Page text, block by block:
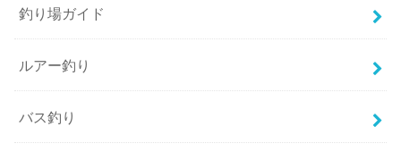
釣り場ガイド
ルアー釣り
バス釣り